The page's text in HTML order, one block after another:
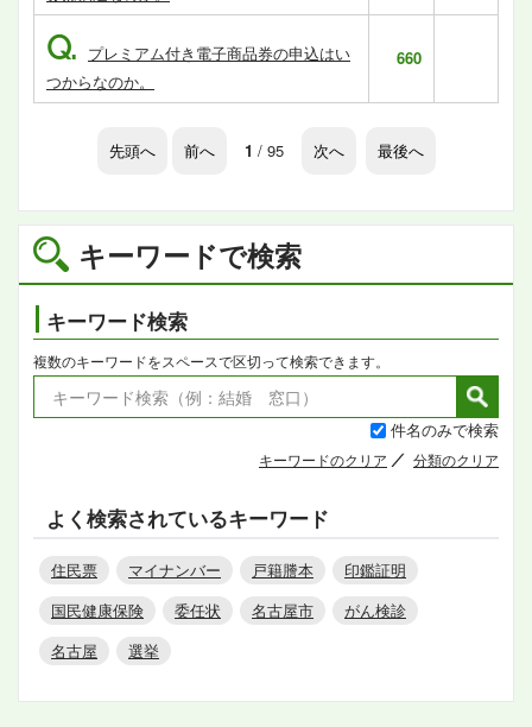
キーワードで検索
キーワード検索
複数のキーワードをスペースで区切って検索できます。
件名のみで検索
キーワードのクリア 分類のクリア
よく検索されているキーワード
住民票 マイナンバー 戸籍謄本
印鑑証明
国民健康保険
委任状 名古屋市
がん検診
名古屋
選挙
Q. プレミアム付き電子商品券の申込はい
つからなのか。
660
先頭へ 前へ 1 / 95 次へ 最後へ